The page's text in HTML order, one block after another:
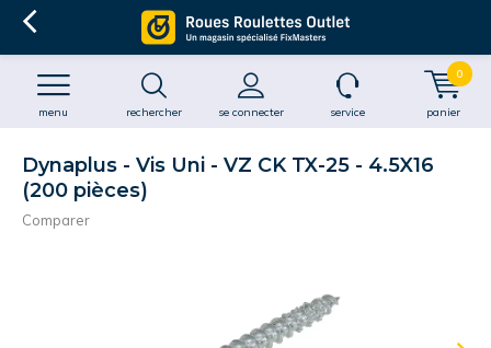
rechercher se connecter
menu service panier
0
Dynaplus - Vis Uni - VZ CK TX-25 - 4.5X16
(200 pièces)
Comparer